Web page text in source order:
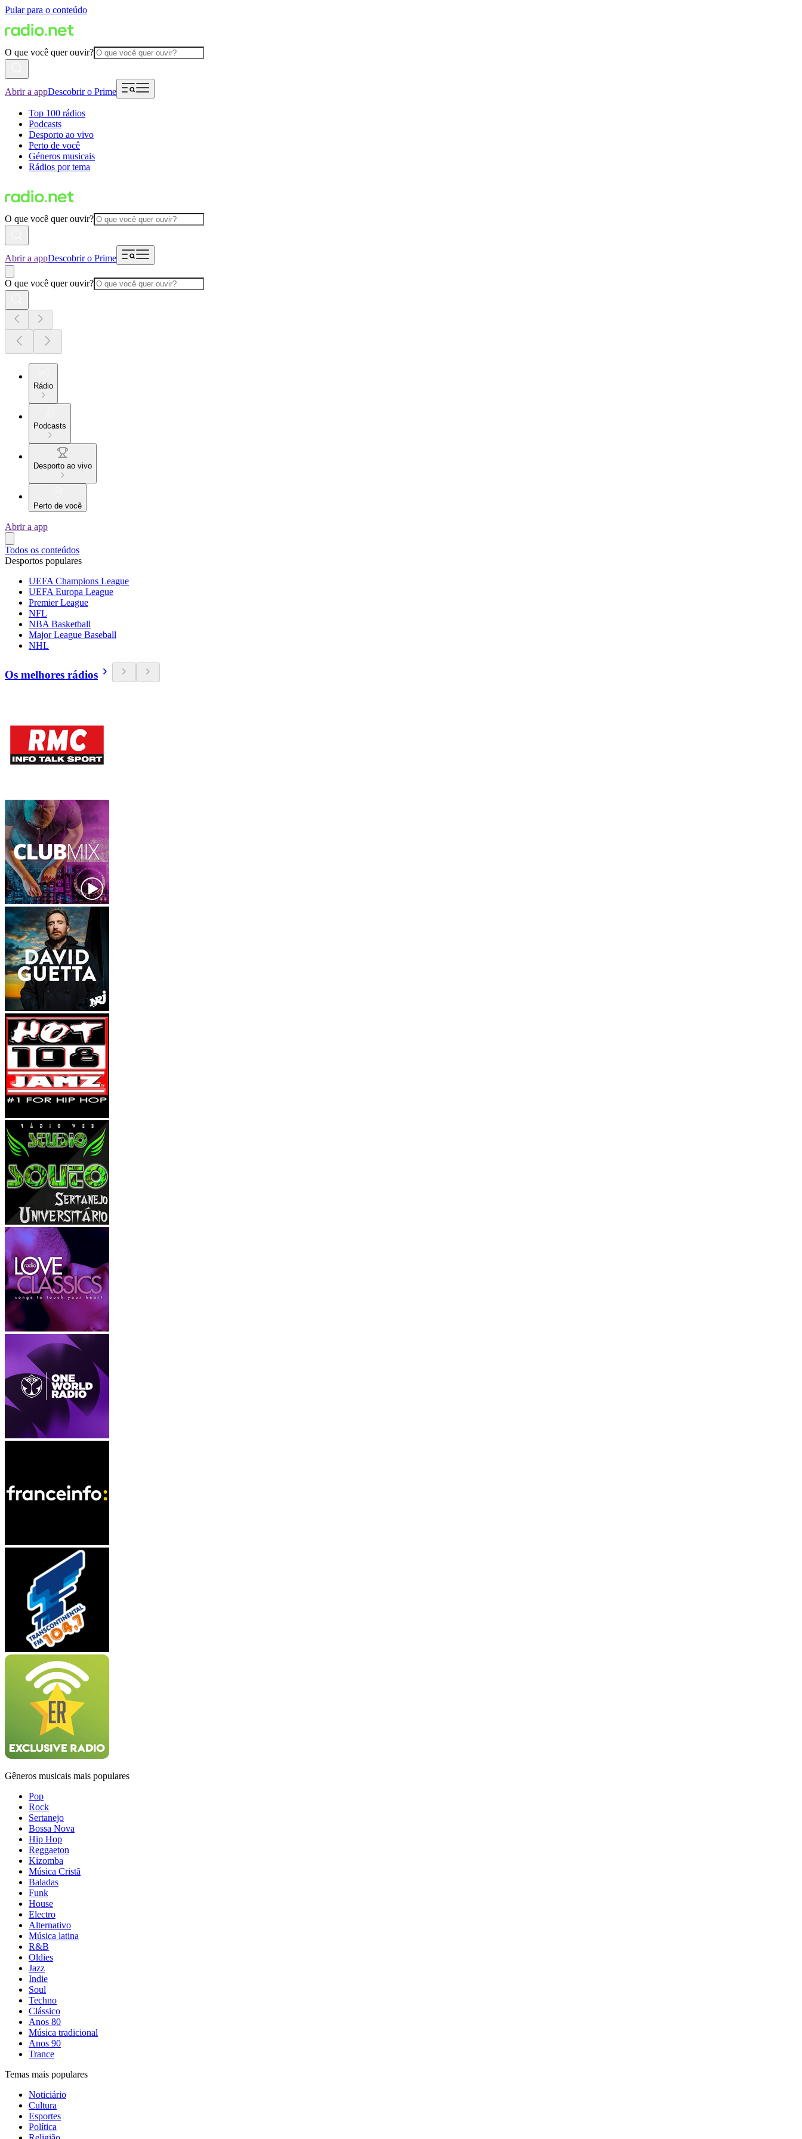
Pular para o conteúdo
O que você quer ouvir?
Abrir a appDescobrir o Prime
Top 100 rádios
Podcasts
Desporto ao vivo
Perto de você
Géneros musicais
Rádios por tema
O que você quer ouvir?
Abrir a appDescobrir o Prime
O que você quer ouvir?
Rádio
Podcasts
Desporto ao vivo
Perto de você
Abrir a app
Todos os conteúdos
Desportos populares
UEFA Champions League
UEFA Europa League
Premier League
NFL
NBA Basketball
Major League Baseball
NHL
Os melhores rádios
Gêneros musicais mais populares
Pop
Rock
Sertanejo
Bossa Nova
Hip Hop
Reggaeton
Kizomba
Música Cristã
Baladas
Funk
House
Electro
Alternativo
Música latina
R&B
Oldies
Jazz
Indie
Soul
Techno
Clássico
Anos 80
Música tradicional
Anos 90
Trance
Temas mais populares
Noticiário
Cultura
Esportes
Política